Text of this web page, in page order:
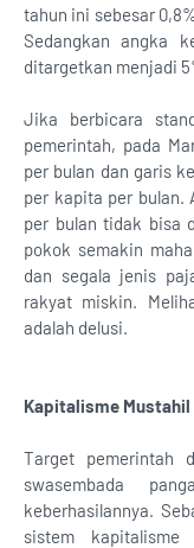
tahun ini sebesar
Sedangkan angka
ditargetkan menjadi
Jika berbicara
pemerintah, pada
per bulan dan garis
per kapita per bulan.
per bulan tidak bisa
pokok semakin
dan segala jenis
rakyat miskin.
adalah delusi.
Kapitalisme Mustahil
Target pemerintah
swasembada
keberhasilannya.
sistem kapitalisme